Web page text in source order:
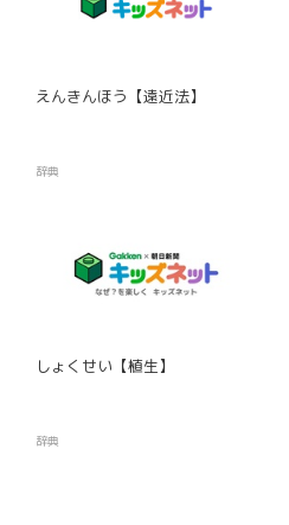
えんきんほう【遠近法】
辞典
しょくせい【植生】
辞典